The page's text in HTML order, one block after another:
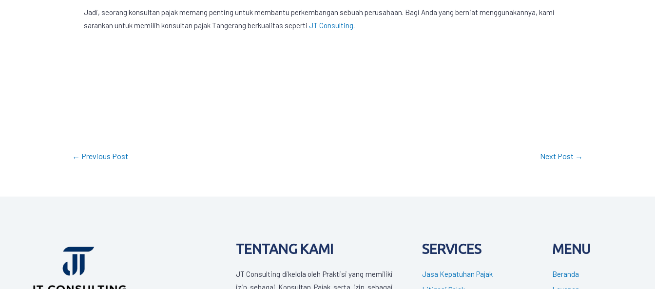
Jadi, seorang konsultan pajak memang penting untuk membantu perkembangan sebuah perusahaan. Bagi Anda yang berniat menggunakannya, kami
sarankan untuk memilih konsultan pajak Tangerang berkualitas sepertiJT Consulting.
← Previous Post Next Post →
TENTANG KAMI
JT Consulting dikelola oleh Praktisi yang memiliki
izin sebagai Konsultan Pajak serta izin sebagai
SERVICES
Jasa Kepatuhan Pajak
MENU
Beranda